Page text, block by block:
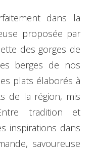
dans la
proposée par
des gorges de
berges de nos
plats élaborés à
de la région, mis
tradition et
inspirations dans
savoureuse